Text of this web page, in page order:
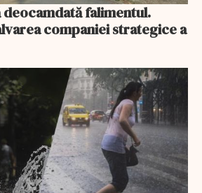
deocamdată falimentul.
companiei strategice a